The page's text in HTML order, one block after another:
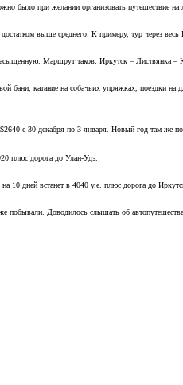
было при желании организовать путешествие
выше среднего. К примеру, тур через
Маршрут таков: Иркутск –
бани, катание на собачьих упряжках,
$2640 с 30 декабря по 3 января. Новый год там
плюс дорога до Улан-Удэ.
10 дней встанет в 4040 у.е. плюс дорога до
побывали. Доводилось слышать об